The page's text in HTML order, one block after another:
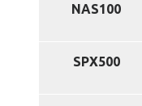
NAS100
SPX500